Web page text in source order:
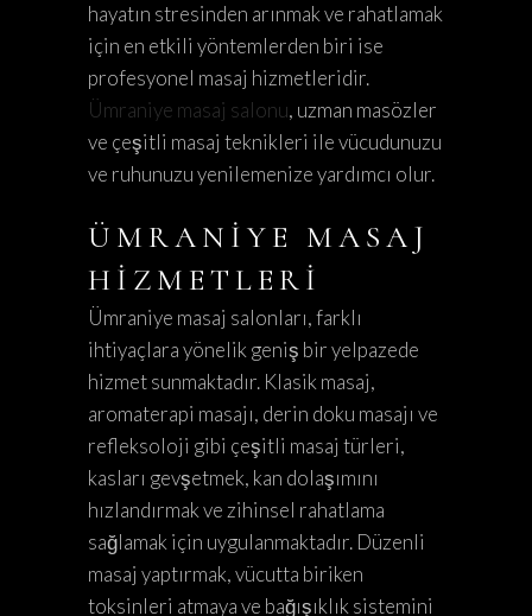
hayatın stresinden arınmak ve rahatlamak
için en etkili yöntemlerden biri ise
profesyonel masaj hizmetleridir.
Ümraniye masaj salonu, uzman masözler
ve çeşitli masaj teknikleri ile vücudunuzu
ve ruhunuzu yenilemenize yardımcı olur.
ÜMRANIYE MASAJ
HIZMETLERI
Ümraniye masaj salonları, farklı
ihtiyaçlara yönelik geniş bir yelpazede
hizmet sunmaktadır. Klasik masaj,
aromaterapi masajı, derin doku masajı ve
refleksoloji gibi çeşitli masaj türleri,
kasları gevşetmek, kan dolaşımını
hızlandırmak ve zihinsel rahatlama
sağlamak için uygulanmaktadır. Düzenli
masaj yaptırmak, vücutta biriken
toksinleri atmaya ve bağışıklık sistemini